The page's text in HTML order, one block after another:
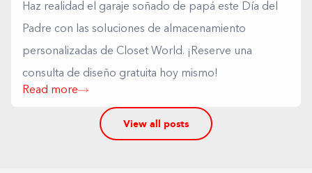
Haz realidad el garaje soñado de papá este Día del
Padre con las soluciones de almacenamiento
personalizadas de Closet World. ¡Reserve una
consulta de diseño gratuita hoy mismo!
Read more
View all posts